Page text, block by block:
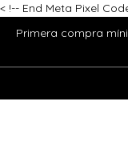
< !-- End Meta Pixel
Primera compra